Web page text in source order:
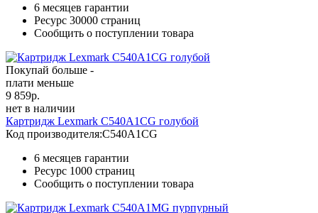
6 месяцев гарантии
Ресурс 30000 страниц
Сообщить о поступлении товара
Покупай больше -
плати меньше
9 859р.
нет в наличии
Картридж Lexmark C540A1CG голубой
Код производителя:C540A1CG
6 месяцев гарантии
Ресурс 1000 страниц
Сообщить о поступлении товара